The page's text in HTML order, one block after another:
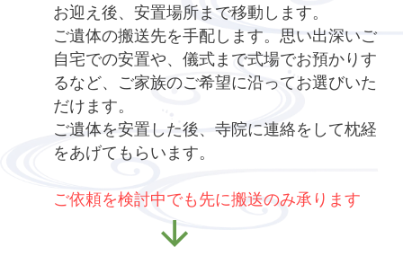
お迎え後、安置場所まで移動します。
ご遺体の搬送先を手配します。思い出深いご
自宅での安置や、儀式まで式場でお預かりす
るなど、ご家族のご希望に沿ってお選びいた
だけます。
ご遺体を安置した後、寺院に連絡をして枕経
をあげてもらいます。
ご依頼を検討中でも先に搬送のみ承ります